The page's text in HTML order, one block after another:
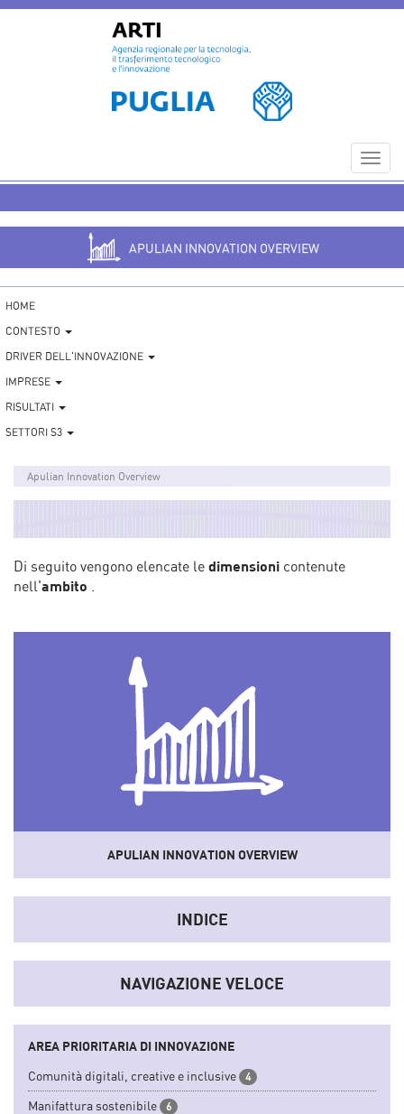
APULIAN INNOVATION OVERVIEW
HOME
CONTESTO
DRIVER DELL'INNOVAZIONE
IMPRESE
RISULTATI
SETTORI S3
Apulian Innovation Overview
Di seguito vengono elencate le dimensioni contenute
nell'ambito
APULIAN INNOVATION OVERVIEW
Unostrumentoche sistematizza dati e informazioni del
sistema socio-economico e dell'innovazione regionale
convertendoli in indicatori sintetici.
INDICE
NAVIGAZIONE VELOCE
AREA PRIORITARIA DI INNOVAZIONE
Comunità digitali, creative e inclusive
4
Manifattura sostenibile 6